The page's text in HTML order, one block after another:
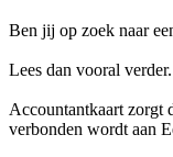
Ben jij op zoek naar
Lees dan vooral verder.
Accountantkaart zorgt
verbonden wordt aan